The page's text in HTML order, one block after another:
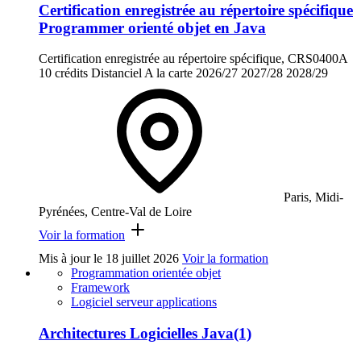
Certification enregistrée au répertoire spécifique
Programmer orienté objet en Java
Certification enregistrée au répertoire spécifique, CRS0400A
10 crédits Distanciel A la carte 2026/27 2027/28 2028/29
Paris, Midi-
Pyrénées, Centre-Val de Loire
Voir la formation
Mis à jour le 18 juillet 2026 Voir la formation
Programmation orientée objet
Framework
Logiciel serveur applications
Architectures Logicielles Java(1)